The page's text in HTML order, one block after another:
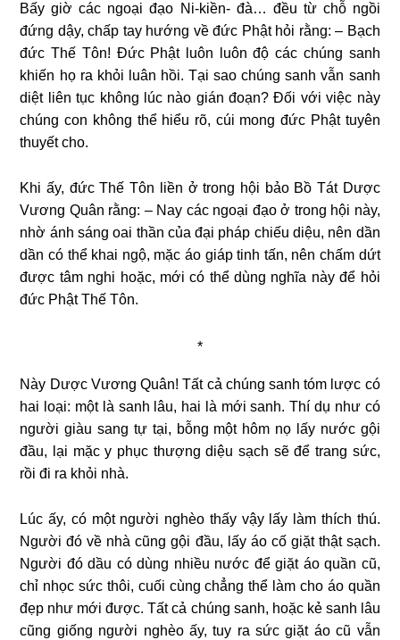
Bấy giờ các ngoại đạo Ni-kiền- đà… đều từ chỗ ngồi
đứng dậy, chấp tay hướng về đức Phật hỏi rằng: – Bạch
đức Thế Tôn! Đức Phật luôn luôn độ các chúng sanh
khiến họ ra khỏi luân hồi. Tại sao chúng sanh vẫn sanh
diệt liên tục không lúc nào gián đoạn? Đối với việc này
chúng con không thể hiểu rõ, cúi mong đức Phật tuyên
thuyết cho.
Khi ấy, đức Thế Tôn liền ở trong hội bảo Bồ Tát Dược
Vương Quân rằng: – Nay các ngoại đạo ở trong hội này,
nhờ ánh sáng oai thần của đại pháp chiếu diệu, nên dần
dần có thể khai ngộ, mặc áo giáp tinh tấn, nên chấm dứt
được tâm nghi hoặc, mới có thể dùng nghĩa này để hỏi
đức Phật Thế Tôn.
*
Này Dược Vương Quân! Tất cả chúng sanh tóm lược có
hai loại: một là sanh lâu, hai là mới sanh. Thí dụ như có
người giàu sang tự tại, bỗng một hôm nọ lấy nước gội
đầu, lại mặc y phục thượng diệu sạch sẽ để trang sức,
rồi đi ra khỏi nhà.
Lúc ấy, có một người nghèo thấy vậy lấy làm thích thú.
Người đó về nhà cũng gội đầu, lấy áo cố giặt thật sạch.
Người đó dầu có dùng nhiều nước để giặt áo quần cũ,
chỉ nhọc sức thôi, cuối cùng chẳng thể làm cho áo quần
đẹp như mới được. Tất cả chúng sanh, hoặc kẻ sanh lâu
cũng giống người nghèo ấy, tuy ra sức giặt áo cũ vẫn